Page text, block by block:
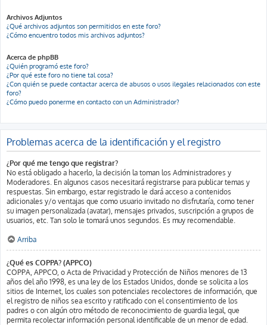
Archivos Adjuntos
¿Qué archivos adjuntos son permitidos en este foro?
¿Cómo encuentro todos mis archivos adjuntos?
Acerca de phpBB
¿Quién programó este foro?
¿Por qué este foro no tiene tal cosa?
¿Con quién se puede contactar acerca de abusos o usos ilegales relacionados con este
foro?
¿Cómo puedo ponerme en contacto con un Administrador?
Problemas acerca de la identificación y el registro
¿Por qué me tengo que registrar?
No está obligado a hacerlo, la decisión la toman los Administradores y
Moderadores. En algunos casos necesitará registrarse para publicar temas y
respuestas. Sin embargo, estar registrado le dará acceso a contenidos
adicionales y/o ventajas que como usuario invitado no disfrutaría, como tener
su imagen personalizada (avatar), mensajes privados, suscripción a grupos de
usuarios, etc. Tan solo le tomará unos segundos. Es muy recomendable.
Arriba
¿Qué es COPPA? (APPCO)
COPPA, APPCO, o Acta de Privacidad y Protección de Niños menores de 13
años del año 1998, es una ley de los Estados Unidos, donde se solicita a los
sitios de Internet, los cuales son potenciales recolectores de información, que
el registro de niños sea escrito y ratificado con el consentimiento de los
padres o con algún otro método de reconocimiento de guardia legal, que
permita recolectar información personal identificable de un menor de edad.